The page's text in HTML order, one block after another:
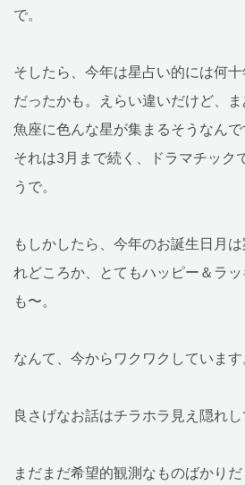
で。
そしたら、今年は星占い的には何
だったかも。えらい違いだけど、
魚座に色んな星が集まるそうなんで
それは3月まで続く、ドラマチック
うで。
もしかしたら、今年のお誕生日月
れどころか、とてもハッピー＆ラ
も〜。
なんて、今からワクワクしています
良さげなお話はチラホラ見え隠れし
まだまだ希望的観測なものばかりだ